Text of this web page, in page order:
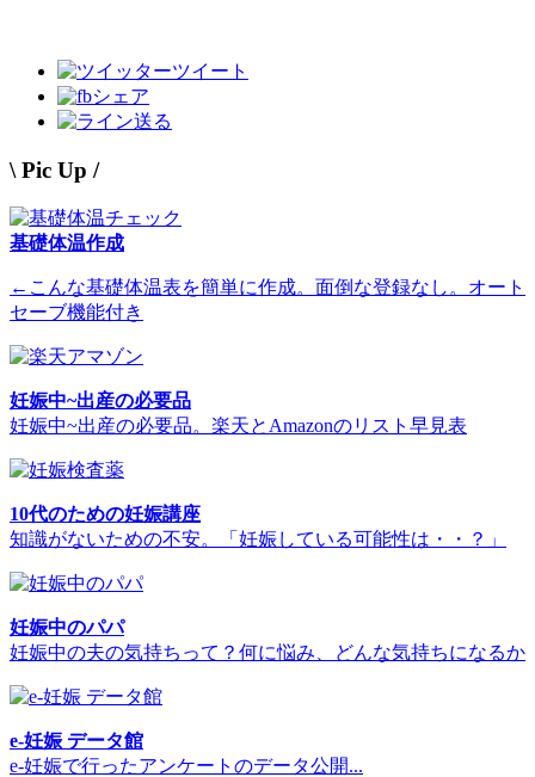
ツイート
シェア
送る
\ Pic Up /
基礎体温作成
←こんな基礎体温表を簡単に作成。面倒な登録なし。オート
セーブ機能付き
妊娠中~出産の必要品
妊娠中~出産の必要品。楽天とAmazonのリスト早見表
10代のための妊娠講座
知識がないための不安。「妊娠している可能性は・・？」
妊娠中のパパ
妊娠中の夫の気持ちって？何に悩み、どんな気持ちになるか
e-妊娠 データ館
e-妊娠で行ったアンケートのデータ公開...